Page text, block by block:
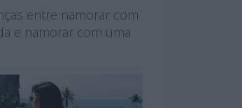
entre namorar com
e namorar com uma